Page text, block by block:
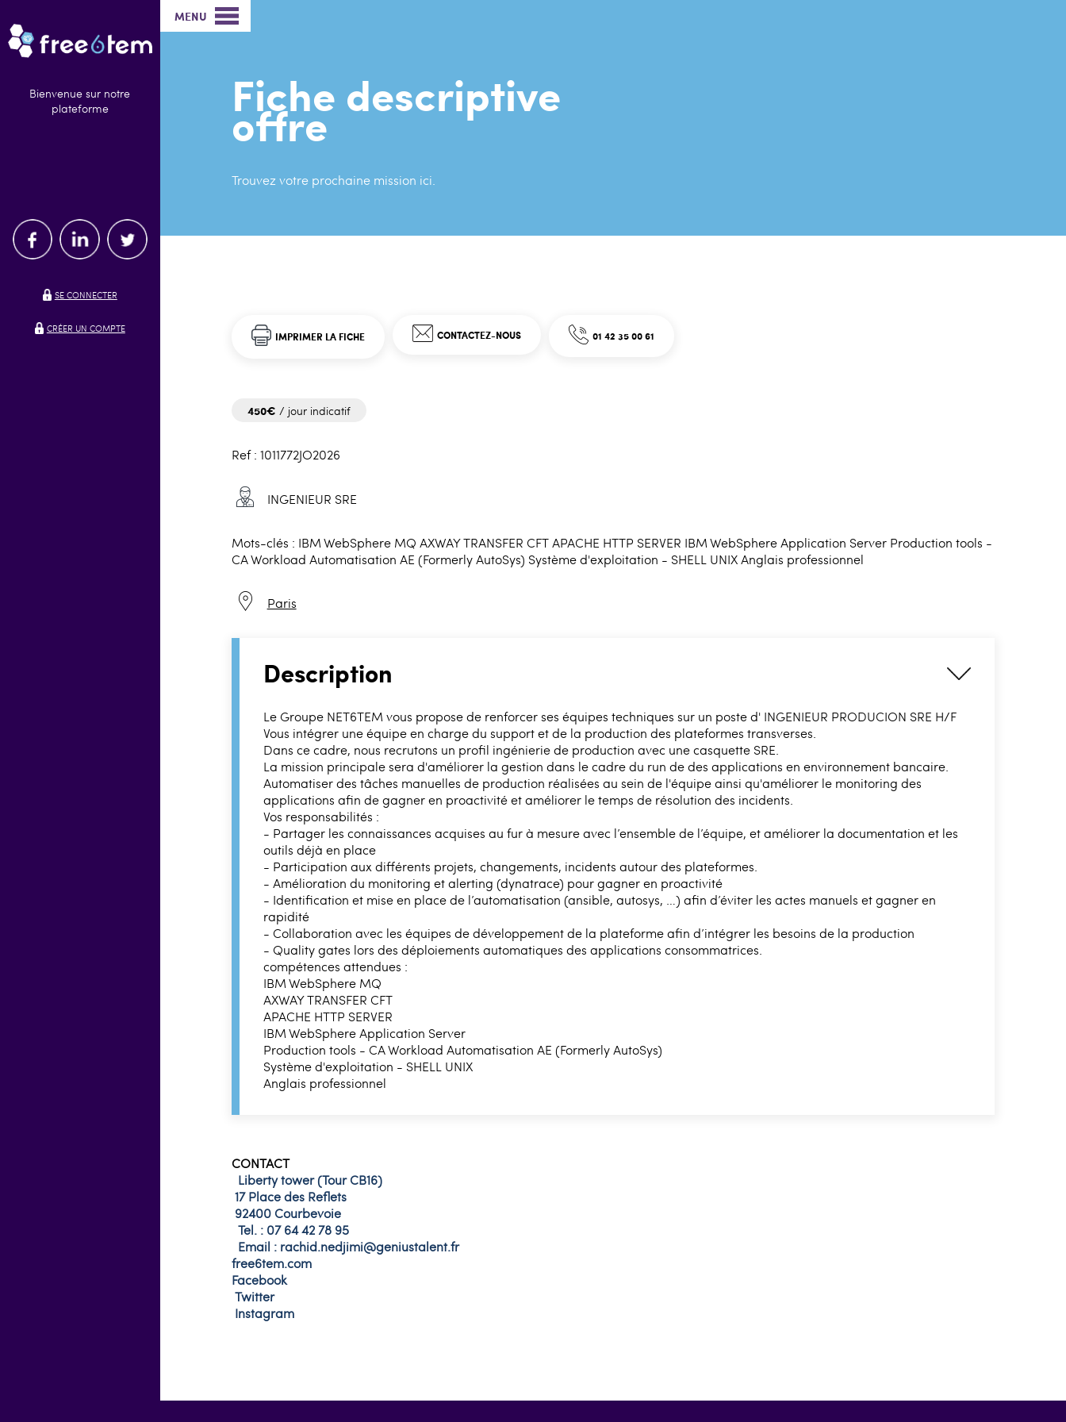
Bienvenue sur notre
plateforme
SE CONNECTER
CRÉER UN COMPTE
MENU
Fiche descriptive
offre
Trouvez votre prochaine mission ici.
IMPRIMER LA FICHE CONTACTEZ-NOUS 01 42 35 00 61
450€ / jour indicatif
Ref : 1011772JO2026
INGENIEUR SRE
Mots-clés : IBM WebSphere MQ AXWAY TRANSFER CFT APACHE HTTP SERVER IBM WebSphere Application Server Production tools -
CA Workload Automatisation AE (Formerly AutoSys) Système d'exploitation - SHELL UNIX Anglais professionnel
Paris
Description
Le Groupe NET6TEM vous propose de renforcer ses équipes techniques sur un poste d' INGENIEUR PRODUCION SRE H/F
Vous intégrer une équipe en charge du support et de la production des plateformes transverses.
Dans ce cadre, nous recrutons un profil ingénierie de production avec une casquette SRE.
La mission principale sera d'améliorer la gestion dans le cadre du run de des applications en environnement bancaire.
Automatiser des tâches manuelles de production réalisées au sein de l'équipe ainsi qu'améliorer le monitoring des
applications afin de gagner en proactivité et améliorer le temps de résolution des incidents.
Vos responsabilités :
- Partager les connaissances acquises au fur à mesure avec l’ensemble de l’équipe, et améliorer la documentation et les
outils déjà en place
- Participation aux différents projets, changements, incidents autour des plateformes.
- Amélioration du monitoring et alerting (dynatrace) pour gagner en proactivité
- Identification et mise en place de l’automatisation (ansible, autosys, …) afin d’éviter les actes manuels et gagner en
rapidité
- Collaboration avec les équipes de développement de la plateforme afin d’intégrer les besoins de la production
- Quality gates lors des déploiements automatiques des applications consommatrices.
compétences attendues :
IBM WebSphere MQ
AXWAY TRANSFER CFT
APACHE HTTP SERVER
IBM WebSphere Application Server
Production tools - CA Workload Automatisation AE (Formerly AutoSys)
Système d'exploitation - SHELL UNIX
Anglais professionnel
CONTACT
Liberty tower (Tour CB16)
17 Place des Reflets
92400 Courbevoie
Tel. : 07 64 42 78 95
Email : rachid.nedjimi@geniustalent.fr
free6tem.com
Facebook
Twitter
Instagram